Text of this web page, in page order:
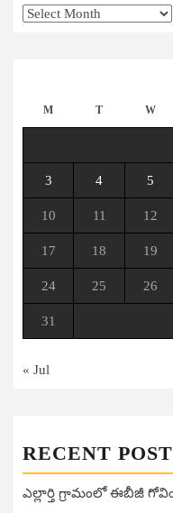
PV
M T W
3 4 5
10 11 12
17 18 19
24 25 26
31
« Jul
RECENT
ఎల్లార్తి గ్రామంలో ఈబీజీ